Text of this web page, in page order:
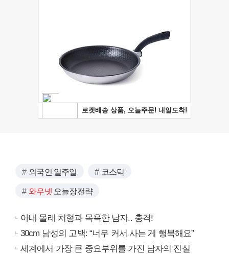
외국인 일주일 코스닥
와우넷 오늘장전략
아내 몰래 처형과 목욕한 남자.. 충격!
30cm 남성의 고백: “너무 커서 사는 게 행복해요”
세계에서 가장 큰 중요부위를 가진 남자의 진실